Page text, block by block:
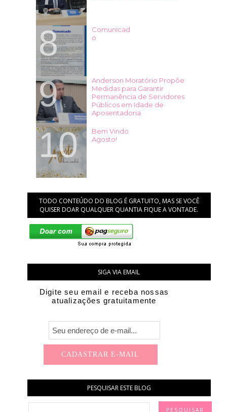
Comunicad
o
Anderson Moratório Propõe
Medidas para Garantir
Permanência de Servidores
Públicos em Idade de
Aposentadoria
Bem Vindo
Agosto!
TODO CONTEÚDO DO BLOG É GRATUITO, MAS SE VOCÊ
QUISER DOAR QUALQUER QUANTIA FIQUE A VONTADE.
SIGA VIA EMAIL
Digite seu email e receba nossas
atualizações gratuitamente
PESQUISAR ESTE BLOG